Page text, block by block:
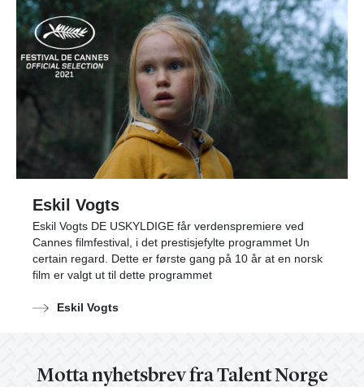
Eskil Vogts
Eskil Vogts DE USKYLDIGE får verdenspremiere ved
Cannes filmfestival, i det prestisjefylte programmet Un
certain regard. Dette er første gang på 10 år at en norsk
film er valgt ut til dette programmet
Eskil Vogts
Motta nyhetsbrev fra Talent Norge